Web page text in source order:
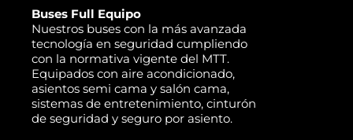
Buses Full Equipo
Nuestros buses con la más avanzada
tecnología en seguridad cumpliendo
con la normativa vigente del MTT.
Equipados con aire acondicionado,
asientos semi cama y salón cama,
sistemas de entretenimiento, cinturón
de seguridad y seguro por asiento.